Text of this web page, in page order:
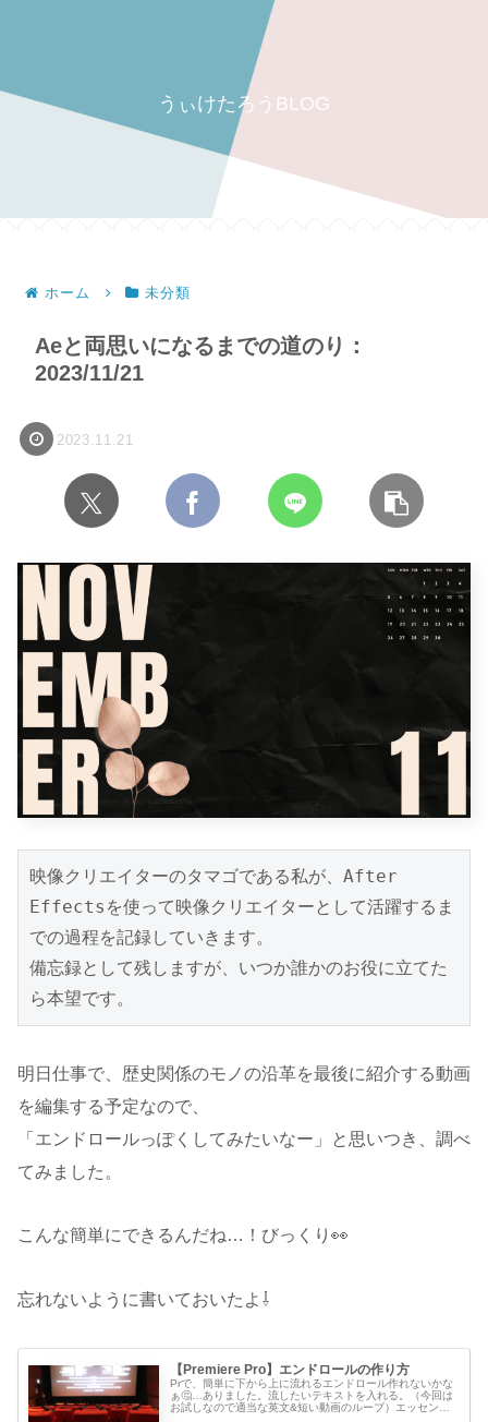
うぃけたろうBLOG
ホーム 未分類
Aeと両思いになるまでの道のり：
2023/11/21
2023.11.21
映像クリエイターのタマゴである私が、After
Effectsを使って映像クリエイターとして活躍するま
での過程を記録していきます。
備忘録として残しますが、いつか誰かのお役に立てた
ら本望です。
明日仕事で、歴史関係のモノの沿革を最後に紹介する動画
を編集する予定なので、
「エンドロールっぽくしてみたいなー」と思いつき、調べ
てみました。
こんな簡単にできるんだね…！びっくり👀
忘れないように書いておいたよ⇩
【Premiere Pro】エンドロールの作り方
Prで、簡単に下から上に流れるエンドロール作れないかな
ぁ🤔…ありました。流したいテキストを入れる。（今回は
お試しなので適当な英文&短い動画のループ）エッセンシ